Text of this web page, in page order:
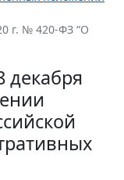
г. № 420-ФЗ “О
декабря